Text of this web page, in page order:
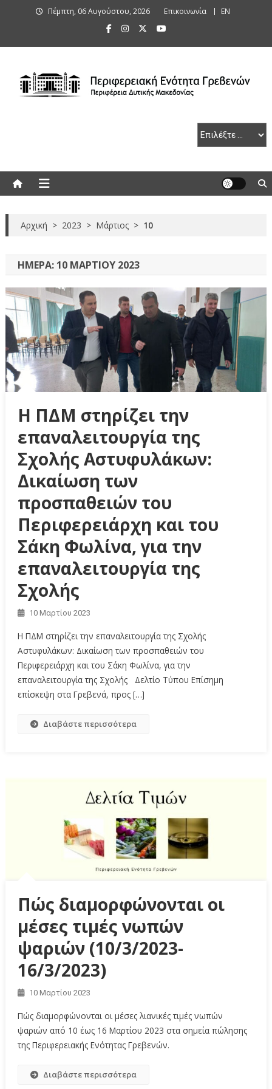
Πέμπτη, 06 Αυγούστου, 2026 Επικοινωνία ΕΝ
Αρχική > 2023 > Μάρτιος > 10
ΗΜΈΡΑ: 10 ΜΑΡΤΊΟΥ 2023
Η ΠΔΜ στηρίζει την
επαναλειτουργία της
Σχολής Αστυφυλάκων:
Δικαίωση των
προσπαθειών του
Περιφερειάρχη και του
Σάκη Φωλίνα, για την
επαναλειτουργία της
Σχολής
10 Μαρτίου 2023
Η ΠΔΜ στηρίζει την επαναλειτουργία της Σχολής
Αστυφυλάκων: Δικαίωση των προσπαθειών του
Περιφερειάρχη και του Σάκη Φωλίνα, για την
επαναλειτουργία της Σχολής Δελτίο Τύπου Επίσημη
επίσκεψη στα Γρεβενά, προς […]
Διαβάστε περισσότερα
Πώς διαμορφώνονται οι
μέσες τιμές νωπών
ψαριών (10/3/2023-
16/3/2023)
10 Μαρτίου 2023
Πώς διαμορφώνονται οι μέσες λιανικές τιμές νωπών
ψαριών από 10 έως 16 Μαρτίου 2023 στα σημεία πώλησης
της Περιφερειακής Ενότητας Γρεβενών.
Διαβάστε περισσότερα